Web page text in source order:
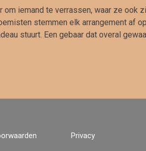
iemand te verrassen, waar ze ook
stemmen elk arrangement af
stuurt. Een gebaar dat overal
Privacy